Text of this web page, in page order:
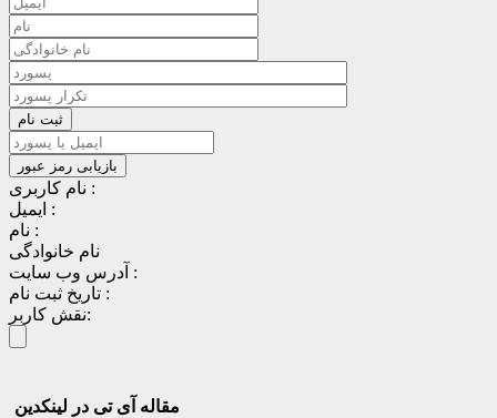
نام کاربری :
ایمیل :
نام :
نام خانوادگی
آدرس وب سایت :
تاریخ ثبت نام :
نقش کاربر:
مقاله آی تی در لینکدین